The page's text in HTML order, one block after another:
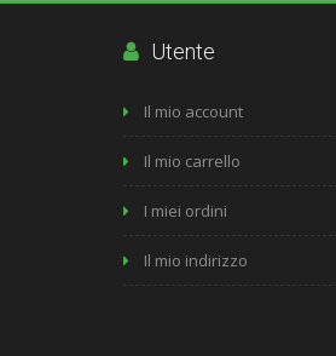
Utente
Il mio account
Il mio carrello
I miei ordini
Il mio indirizzo